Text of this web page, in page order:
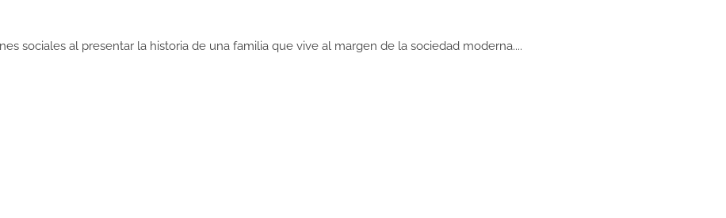
sociales al presentar la historia de una familia que vive al margen de la sociedad moderna....